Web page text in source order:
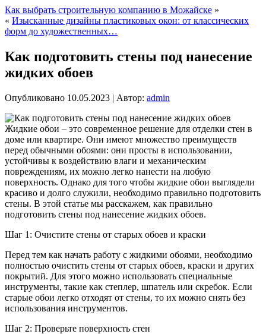
Как выбрать строительную компанию в Можайске »
« Изысканные дизайны пластиковых окон: от классических
форм до художественных…
Как подготовить стены под нанесение
жидких обоев
Опубликовано 10.05.2023 | Автор: admin
Жидкие обои – это современное решение для отделки стен в
доме или квартире. Они имеют множество преимуществ
перед обычными обоями: они просты в использовании,
устойчивы к воздействию влаги и механическим
повреждениям, их можно легко нанести на любую
поверхность. Однако для того чтобы жидкие обои выглядели
красиво и долго служили, необходимо правильно подготовить
стены. В этой статье мы расскажем, как правильно
подготовить стены под нанесение жидких обоев.
Шаг 1: Очистите стены от старых обоев и краски
Перед тем как начать работу с жидкими обоями, необходимо
полностью очистить стены от старых обоев, краски и других
покрытий. Для этого можно использовать специальные
инструменты, такие как степлер, шпатель или скребок. Если
старые обои легко отходят от стены, то их можно снять без
использования инструментов.
Шаг 2: Проверьте поверхность стен